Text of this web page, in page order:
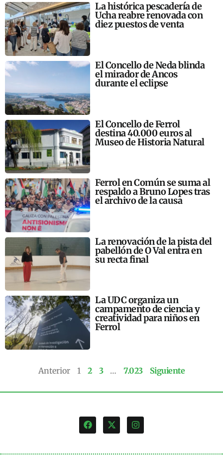
La histórica pescadería de
Ucha reabre renovada con
diez puestos de venta
El Concello de Neda blinda
el mirador de Ancos
durante el eclipse
El Concello de Ferrol
destina 40.000 euros al
Museo de Historia Natural
Ferrol en Común se suma al
respaldo a Bruno Lopes tras
el archivo de la causa
La renovación de la pista del
pabellón de O Val entra en
su recta final
La UDC organiza un
campamento de ciencia y
creatividad para niños en
Ferrol
Anterior 1 2 3 … 7.023 Siguiente